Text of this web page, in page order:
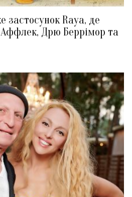
застосунок Raya, де
Дрю Беррімор та